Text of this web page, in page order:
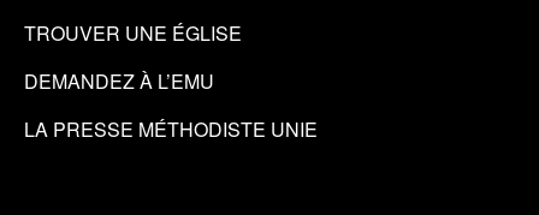
TROUVER UNE ÉGLISE
DEMANDEZ À L’EMU
LA PRESSE MÉTHODISTE UNIE